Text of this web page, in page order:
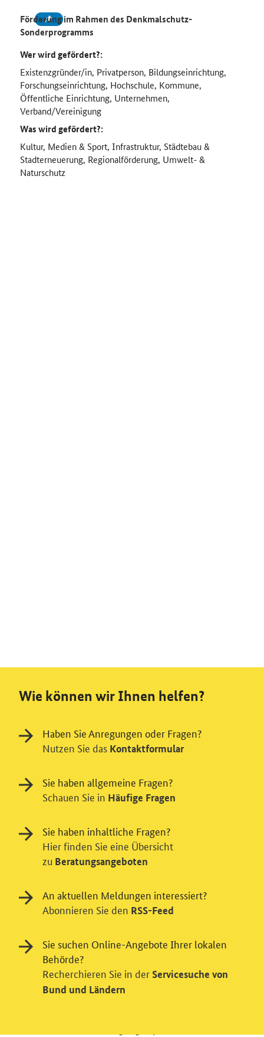
Förderung im Rahmen des Denkmalschutz-
Sonderprogramms
Wer wird gefördert?:
Existenzgründer/in, Privatperson, Bildungseinrichtung,
Forschungseinrichtung, Hochschule, Kommune,
Öffentliche Einrichtung, Unternehmen,
Verband/Vereinigung
Was wird gefördert?:
Kultur, Medien & Sport, Infrastruktur, Städtebau &
Stadterneuerung, Regionalförderung, Umwelt- &
Naturschutz
Videodienst
Wir bitten Sie an dieser Stelle um Ihre Einwilligung für
möchten die Nutzeraktivität mit Hilfe
datenschutzfreundlicher Statistiken verstehen, um
unsere Öffentlichkeitsarbeit zu verbessern. Zusätzlich
können Sie in die Nutzung eines Videodienstes
Wie können wir Ihnen helfen?
Haben Sie Anregungen oder Fragen?
Nutzen Sie das Kontaktformular
Sie haben allgemeine Fragen?
Schauen Sie in Häufige Fragen
Sie haben inhaltliche Fragen?
Hier finden Sie eine Übersicht
zu Beratungsangeboten
An aktuellen Meldungen interessiert?
Abonnieren Sie den RSS-Feed
Sie suchen Online-Angebote Ihrer lokalen
Behörde?
Recherchieren Sie in der Servicesuche von
Bund und Ländern